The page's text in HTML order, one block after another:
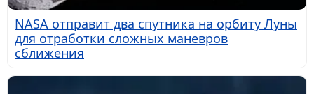
NASA отправит два спутника на орбиту Луны
для отработки сложных маневров
сближения